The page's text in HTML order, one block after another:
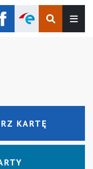
Szukaj
KARTĘ